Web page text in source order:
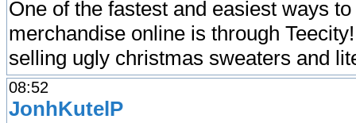
One of the fastest and easiest ways
merchandise online is through
selling ugly christmas sweaters and
08:52
JonhKutelP